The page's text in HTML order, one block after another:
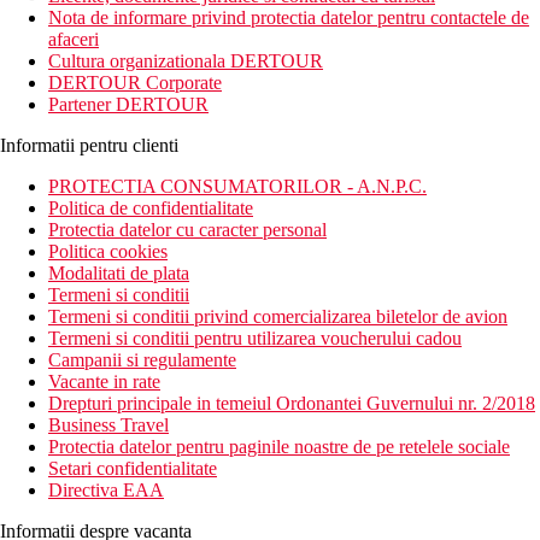
orasului Belek la 15 km. Orasului Antalya este situat la 25 km si
exista multe oportunitati de cumparaturi in jurul hotelului.
Aeroportul International Antalya este la 15 km de hotel.
Descrierea hotelului
543 camere situate in cladirea principala
lifturi
restaurant principal
8 restaurante a la carte
snack bar
baruri
magazine
florarie
inchiriere masini
centru SPA
coafor
spalatorie
medic
fotograf
sali de conferinte
sala de cinema
teren de golf
6 piscine de inot la camerele de inot
Nota de informare privind protectia datelor pentru contactele de
afaceri
Cultura organizationala DERTOUR
DERTOUR Corporate
Partener DERTOUR
Informatii pentru clienti
PROTECTIA CONSUMATORILOR - A.N.P.C.
Politica de confidentialitate
Protectia datelor cu caracter personal
Politica cookies
Modalitati de plata
Termeni si conditii
Termeni si conditii privind comercializarea biletelor de avion
Termeni si conditii pentru utilizarea voucherului cadou
Campanii si regulamente
Vacante in rate
Drepturi principale in temeiul Ordonantei Guvernului nr. 2/2018
Business Travel
Protectia datelor pentru paginile noastre de pe retelele sociale
Setari confidentialitate
Directiva EAA
Informatii despre vacanta